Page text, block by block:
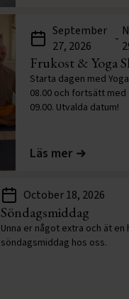
September
27, 2026
-
Frukost & Yoga
Starta dagen med
08.00 och fortsätt
09.00. Utvalda datum!
Läs mer
October 18, 2026
Söndagsmiddag
Unna er något extra och ät en
söndagsmiddag hos oss.